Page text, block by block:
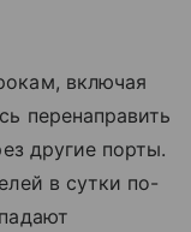
включая
перенаправить
другие порты.
в сутки по-